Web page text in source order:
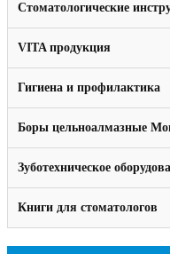
Стоматологические
VITA продукция
Гигиена и профилактика
Боры цельноалмазные
Зуботехническое
Книги для стоматологов